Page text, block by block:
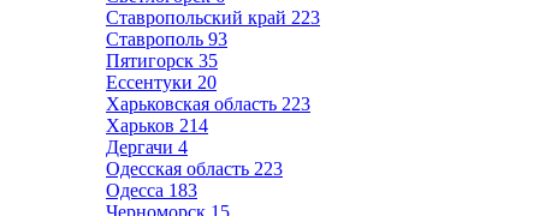
Ставропольский край 223
Ставрополь 93
Пятигорск 35
Ессентуки 20
Харьковская область 223
Харьков 214
Дергачи 4
Одесская область 223
Одесса 183
Черноморск 15